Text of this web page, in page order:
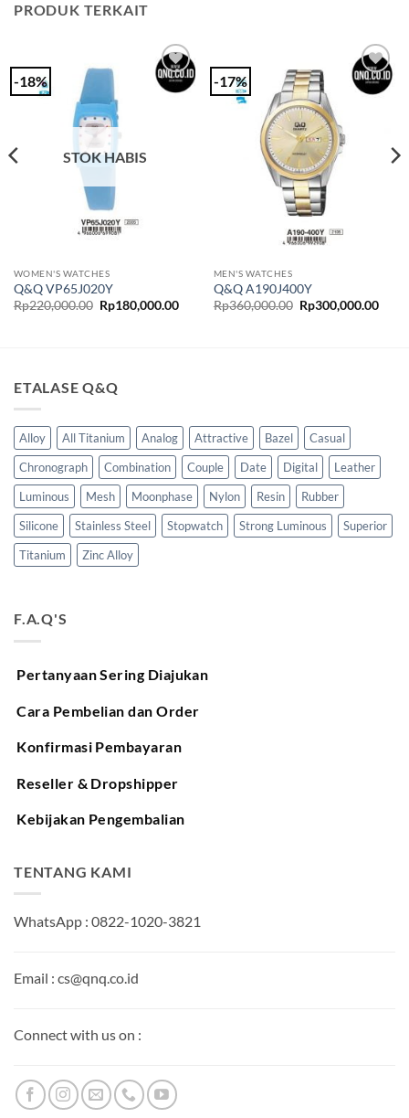
PRODUK TERKAIT
-18%
Add to
STOK HABIS
WOMEN'S WATCHES
Q&Q VP65J020Y
Rp220,000.00 Harga
aslinya
Rp180,000.00Harga
-17%
Add to
Wishlist
MEN'S WATCHES
Q&Q A190J400Y
Rp360,000.00 Harga
aslinya
Rp300,000.00
ETALASE Q&Q
Alloy All Titanium Analog Attractive Bazel
Casual
Chronograph
Combination Couple Date Digital
Leather
Luminous
Mesh Moonphase Nylon Resin
Rubber
Silicone
Stainless Steel Stopwatch Strong Luminous
Superior
Titanium
Zinc Alloy
F.A.Q'S
Pertanyaan Sering Diajukan
Cara Pembelian dan Order
Konfirmasi Pembayaran
Reseller & Dropshipper
Kebijakan Pengembalian
TENTANG KAMI
WhatsApp : 0822-1020-3821
Email : cs@qnq.co.id
Connect with us on :